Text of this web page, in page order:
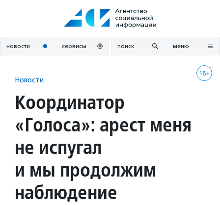
новости сервисы поиск меню
18+
Новости
Координатор
«Голоса»: арест меня
не испугал
и мы продолжим
наблюдение